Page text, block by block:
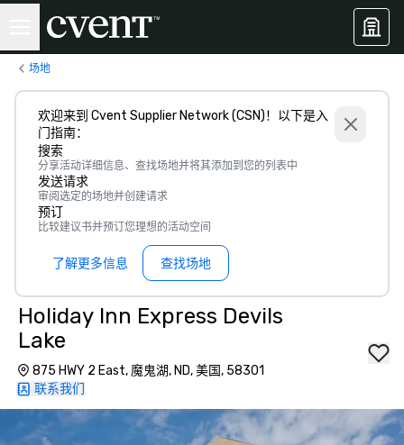
场地
欢迎来到 Cvent Supplier Network (CSN)！以下是入
门指南：
搜索
分享活动详细信息、查找场地并将其添加到您的列表中
发送请求
审阅选定的场地并创建请求
预订
比较建议书并预订您理想的活动空间
了解更多信息 查找场地
Holiday Inn Express Devils
Lake
875 HWY 2 East, 魔鬼湖, ND, 美国, 58301
联系我们